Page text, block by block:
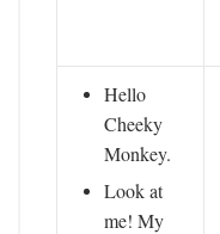
Hello
Cheeky
Monkey.
Look at
me! My